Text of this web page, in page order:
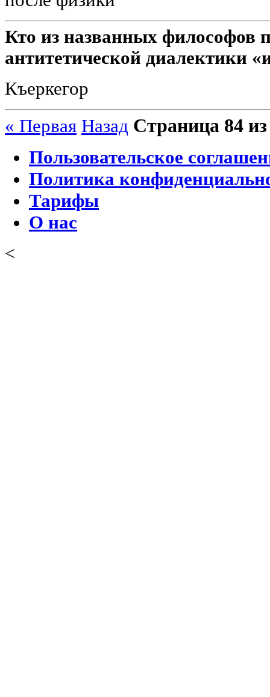
Кто из названных философов
антитетической диалектики
Къеркегор
« Первая Назад Страница 84
Пользовательское
Политика
Тарифы
О нас
<